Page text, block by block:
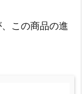
この商品の進